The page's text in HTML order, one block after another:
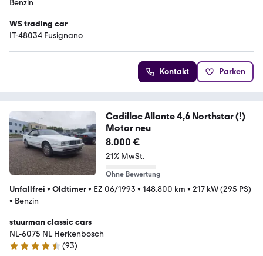
Benzin
WS trading car
IT-48034 Fusignano
Kontakt Parken
Cadillac Allante 4,6 Northstar (!)
Motor neu
8.000 €
21% MwSt.
Ohne Bewertung
Unfallfrei • Oldtimer• EZ 06/1993 • 148.800 km • 217 kW (295 PS)
• Benzin
stuurman classic cars
NL-6075 NL Herkenbosch
4.5 Sterne
(93)